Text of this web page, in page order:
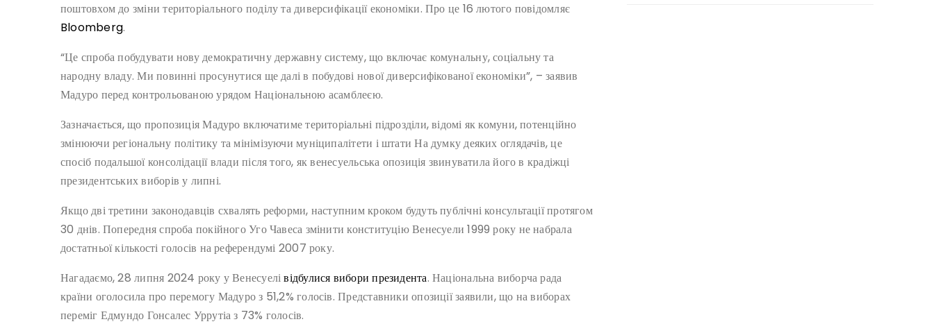
поштовхом до зміни територіального поділу та диверсифікації економіки. Про це 16 лютого повідомляє
Bloomberg.
“Це спроба побудувати нову демократичну державну систему, що включає комунальну, соціальну та
народну владу. Ми повинні просунутися ще далі в побудові нової диверсифікованої економіки”, – заявив
Мадуро перед контрольованою урядом Національною асамблеєю.
Зазначається, що пропозиція Мадуро включатиме територіальні підрозділи, відомі як комуни, потенційно
змінюючи регіональну політику та мінімізуючи муніципалітети і штати На думку деяких оглядачів, це
спосіб подальшої консолідації влади після того, як венесуельська опозиція звинуватила його в крадіжці
президентських виборів у липні.
Якщо дві третини законодавців схвалять реформи, наступним кроком будуть публічні консультації протягом
30 днів. Попередня спроба покійного Уго Чавеса змінити конституцію Венесуели 1999 року не набрала
достатньої кількості голосів на референдумі 2007 року.
Нагадаємо, 28 липня 2024 року у Венесуелівідбулися вибори президента. Національна виборча рада
країни оголосила про перемогу Мадуро з 51,2% голосів. Представники опозиції заявили, що на виборах
переміг Едмундо Гонсалес Уррутіа з 73% голосів.